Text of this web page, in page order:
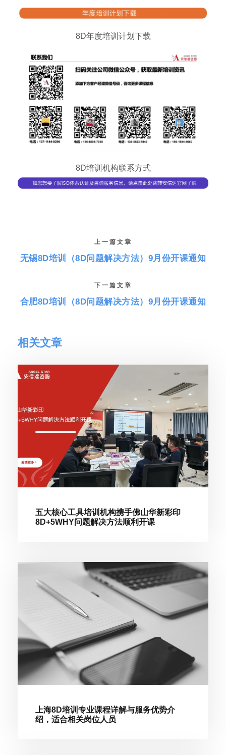
8D年度培训计划下载
8D培训机构联系方式
上一篇文章
无锡8D培训（8D问题解决方法）9月份开课通知
下一篇文章
合肥8D培训（8D问题解决方法）9月份开课通知
相关文章
五大核心工具培训机构携手佛山华新彩印
8D+5WHY问题解决方法顺利开课
上海8D培训专业课程详解与服务优势介
绍，适合相关岗位人员